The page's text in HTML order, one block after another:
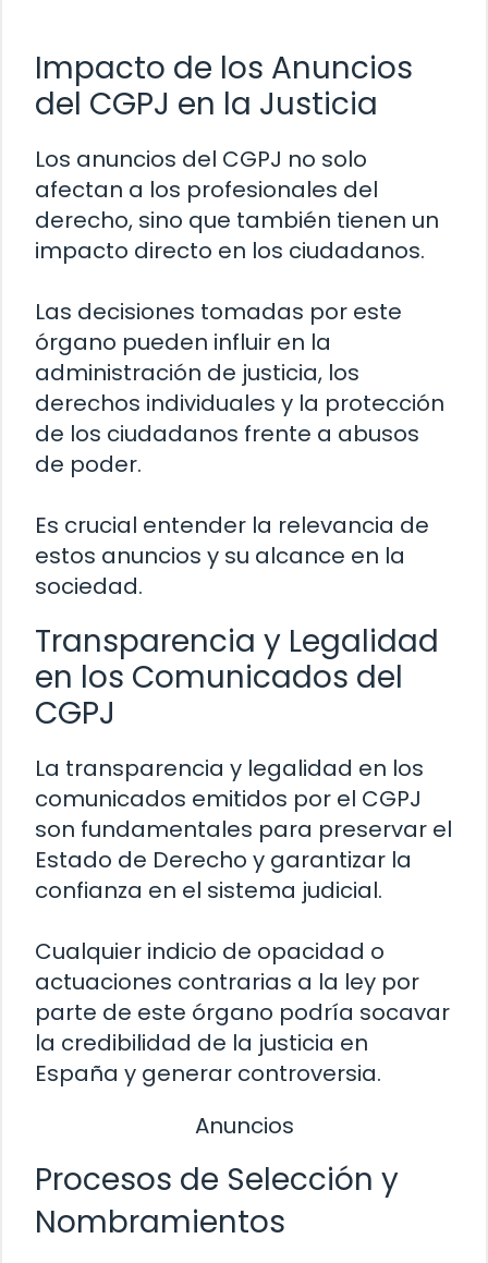
Impacto de los Anuncios
del CGPJ en la Justicia
Los anuncios del CGPJ no solo
afectan a los profesionales del
derecho, sino que también tienen un
impacto directo en los ciudadanos.
Las decisiones tomadas por este
órgano pueden influir en la
administración de justicia, los
derechos individuales y la protección
de los ciudadanos frente a abusos
de poder.
Es crucial entender la relevancia de
estos anuncios y su alcance en la
sociedad.
Transparencia y Legalidad
en los Comunicados del
CGPJ
La transparencia y legalidad en los
comunicados emitidos por el CGPJ
son fundamentales para preservar el
Estado de Derecho y garantizar la
confianza en el sistema judicial.
Cualquier indicio de opacidad o
actuaciones contrarias a la ley por
parte de este órgano podría socavar
la credibilidad de la justicia en
España y generar controversia.
Anuncios
Procesos de Selección y
Nombramientos